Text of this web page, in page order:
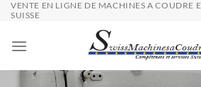
Passer
contenu
VENTE EN LIGNE DE MACHINES A COUDRE
SUISSE